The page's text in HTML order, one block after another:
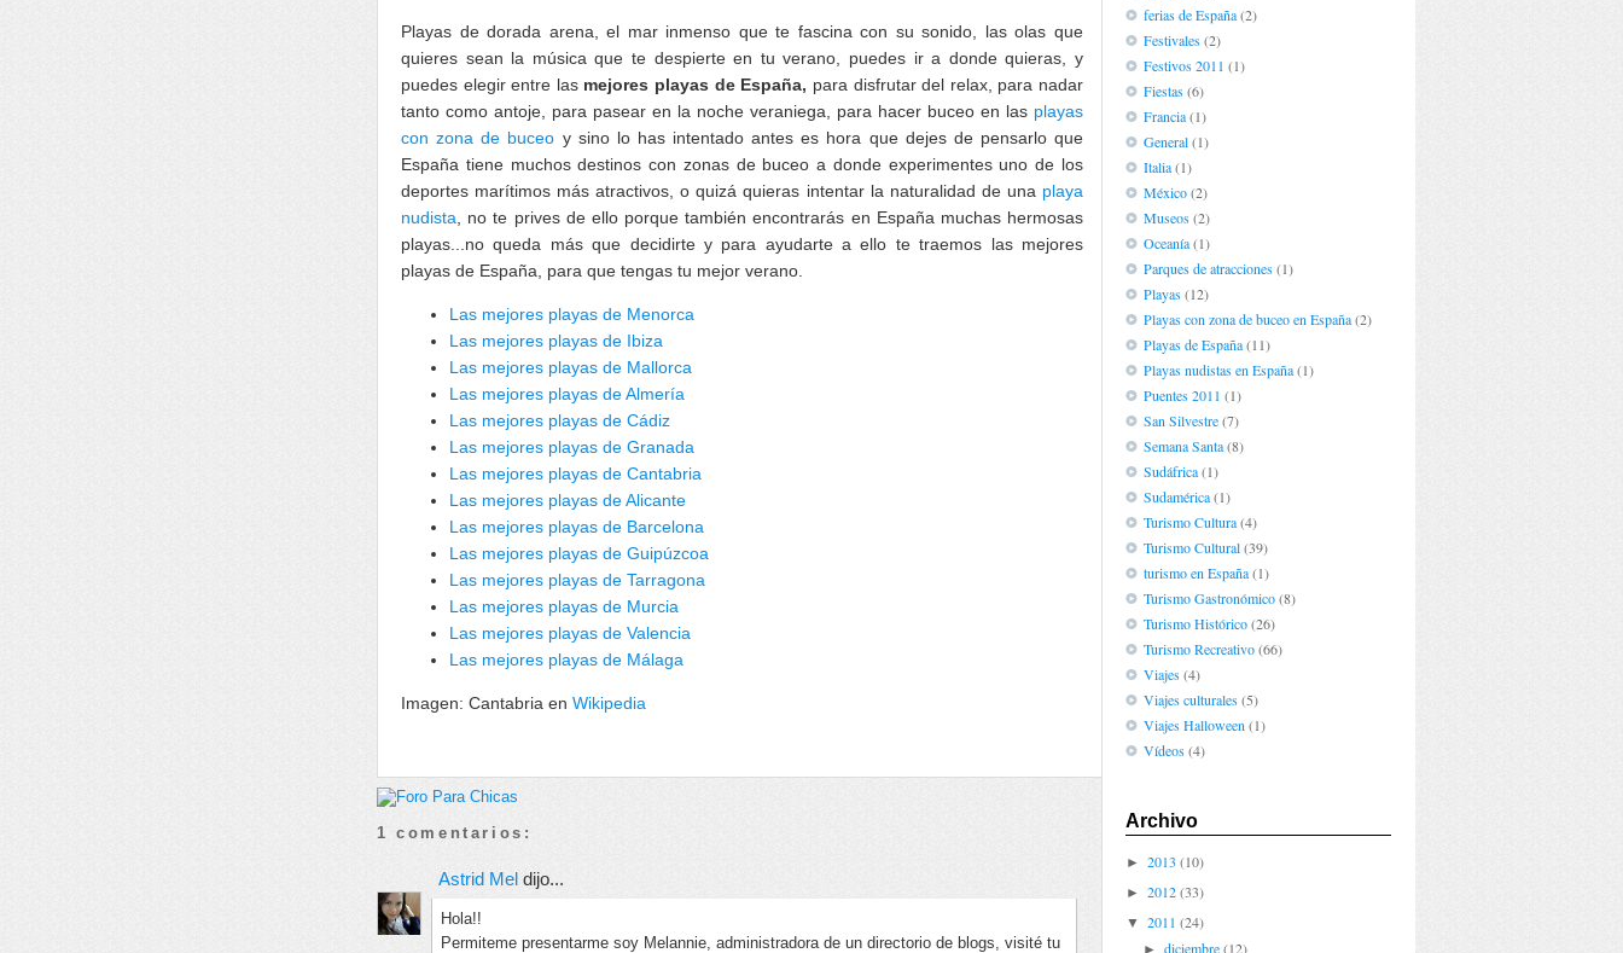
Playas de dorada arena, el mar inmenso que te fascina con su sonido, las olas que
quieres sean la música que te despierte en tu verano, puedes ir a donde quieras, y
puedes elegir entre las mejores playas de España, para disfrutar del relax, para nadar
tanto como antoje, para pasear en la noche veraniega, para hacer buceo en las playas
con zona de buceo y sino lo has intentado antes es hora que dejes de pensarlo que
España tiene muchos destinos con zonas de buceo a donde experimentes uno de los
deportes marítimos más atractivos, o quizá quieras intentar la naturalidad de una playa
nudista , no te prives de ello porque también encontrarás en España muchas hermosas
playas...no queda más que decidirte y para ayudarte a ello te traemos las mejores
playas de España, para que tengas tu mejor verano.
Las mejores playas de Menorca
Las mejores playas de Ibiza
Las mejores playas de Mallorca
Las mejores playas de Almería
Las mejores playas de Cádiz
Las mejores playas de Granada
Las mejores playas de Cantabria
Las mejores playas de Alicante
Las mejores playas de Barcelona
Las mejores playas de Guipúzcoa
Las mejores playas de Tarragona
Las mejores playas de Murcia
Las mejores playas de Valencia
Las mejores playas de Málaga
Imagen: Cantabria en Wikipedia
1 comentarios:
Astrid Mel dijo...
Hola!!
Permiteme presentarme soy Melannie, administradora de un directorio de blogs, visité tu
ferias de España(2)
Festivales(2)
Festivos 2011 (1)
Fiestas(6)
Francia(1)
General(1)
Italia(1)
México(2)
Museos(2)
Oceanía(1)
Parques de atracciones(1)
Playas(12)
Playas con zona de buceo en España(2)
Playas de España(11)
Playas nudistas en España(1)
Puentes 2011 (1)
San Silvestre(7)
Semana Santa(8)
Sudáfrica(1)
Sudamérica(1)
Turismo Cultura(4)
Turismo Cultural(39)
turismo en España(1)
Turismo Gastronómico(8)
Turismo Histórico(26)
Turismo Recreativo(66)
Viajes(4)
Viajes culturales(5)
Viajes Halloween (1)
Vídeos(4)
Archivo
► 2013 (10)
► 2012(33)
▼ 2011 (24)
►diciembre (12)